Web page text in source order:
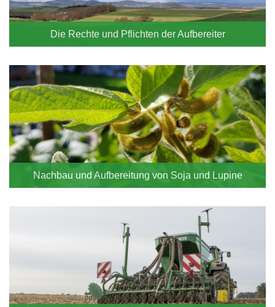
Die Rechte und Pflichten der Aufbereiter
Nachbau und Aufbereitung von Soja und Lupine